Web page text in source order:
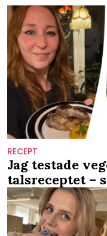
RECEPT
Jag testade
talsreceptet –